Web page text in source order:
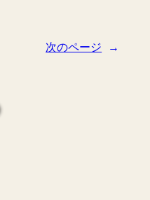
次のページ →